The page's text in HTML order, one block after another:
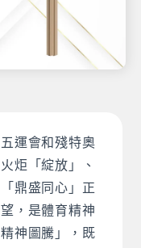
運會和殘特奧
炬「綻放」、
鼎盛同心」正
，是體育精神
神圖騰」，既